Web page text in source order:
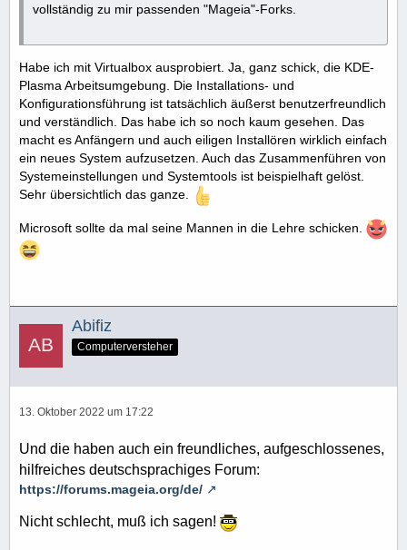
vollständig zu mir passenden "Mageia"-Forks.
Habe ich mit Virtualbox ausprobiert. Ja, ganz schick, die KDE-
Plasma Arbeitsumgebung. Die Installations- und
Konfigurationsführung ist tatsächlich äußerst benutzerfreundlich
und verständlich. Das habe ich so noch kaum gesehen. Das
macht es Anfängern und auch eiligen Installören wirklich einfach
ein neues System aufzusetzen. Auch das Zusammenführen von
Systemeinstellungen und Systemtools ist beispielhaft gelöst.
Sehr übersichtlich das ganze.
Microsoft sollte da mal seine Mannen in die Lehre schicken.
Abifiz
Computerversteher
13. Oktober 2022 um 17:22
Und die haben auch ein freundliches, aufgeschlossenes,
hilfreiches deutschsprachiges Forum:
https://forums.mageia.org/de/
Nicht schlecht, muß ich sagen!